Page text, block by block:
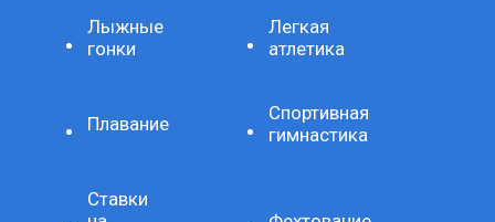
Лыжные
гонки
Легкая
атлетика
Плавание
Спортивная
гимнастика
Ставки